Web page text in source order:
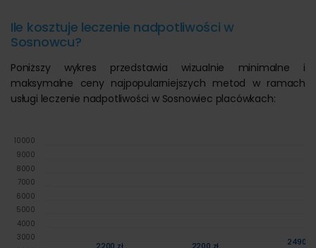
Ile kosztuje leczenie nadpotliwości w
Sosnowcu?
Poniższy wykres przedstawia wizualnie minimalne i
maksymalne ceny najpopularniejszych metod w ramach
usługi leczenie nadpotliwości w Sosnowiec placówkach:
2490 zł
3000
4000
5000
6000
7000
8000
9000
10000